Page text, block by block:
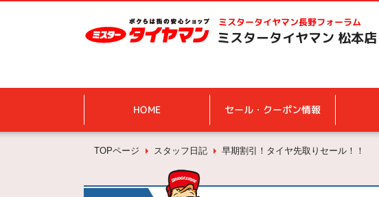
ミスタータイヤマン長野フォーラム
ミスタータイヤマン 松本店
HOME セール・クーポン情報
TOPページ スタッフ日記 早期割引！タイヤ先取りセール！！